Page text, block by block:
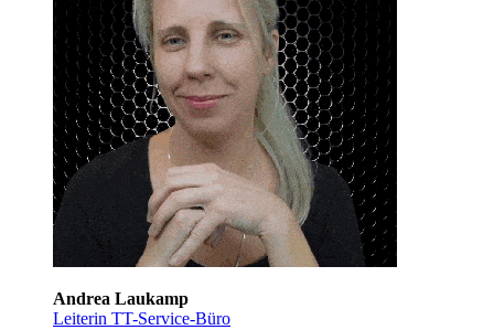
Andrea Laukamp
Leiterin TT-Service-Büro